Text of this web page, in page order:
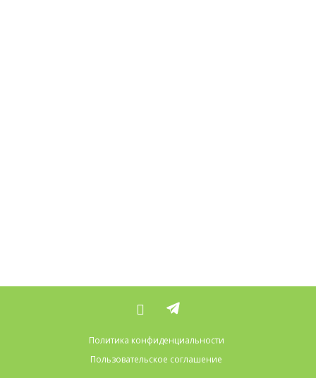
Политика конфиденциальности
Пользовательское соглашение